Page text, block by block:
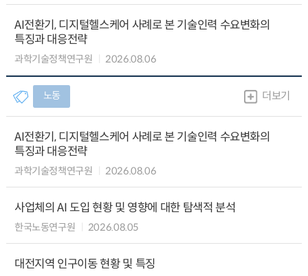
AI전환기, 디지털헬스케어 사례로 본 기술인력 수요변화의
특징과 대응전략
과학기술정책연구원 2026.08.06
노동 더보기
AI전환기, 디지털헬스케어 사례로 본 기술인력 수요변화의
특징과 대응전략
과학기술정책연구원 2026.08.06
사업체의 AI 도입 현황 및 영향에 대한 탐색적 분석
한국노동연구원 2026.08.05
대전지역 인구이동 현황 및 특징